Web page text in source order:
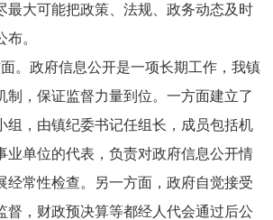
最大可能把政策、法规、政务动态及时
。
。政府信息公开是一项长期工作，我镇
制，保证监督力量到位。一方面建立了
组，由镇纪委书记任组长，成员包括机
业单位的代表，负责对政府信息公开情
经常性检查。另一方面，政府自觉接受
督，财政预决算等都经人代会通过后公